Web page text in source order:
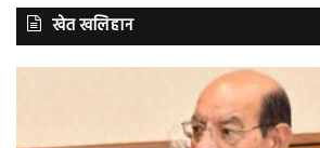
खेत खलिहान